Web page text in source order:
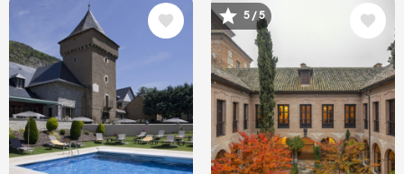
Image Image
5 / 5